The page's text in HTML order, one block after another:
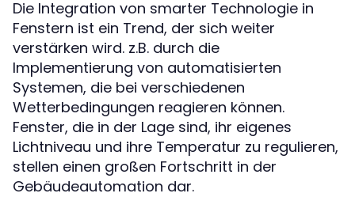
Die Integration von smarter Technologie in
Fenstern ist ein Trend, der sich weiter
verstärken wird. z.B. durch die
Implementierung von automatisierten
Systemen, die bei verschiedenen
Wetterbedingungen reagieren können.
Fenster, die in der Lage sind, ihr eigenes
Lichtniveau und ihre Temperatur zu regulieren,
stellen einen großen Fortschritt in der
Gebäudeautomation dar.